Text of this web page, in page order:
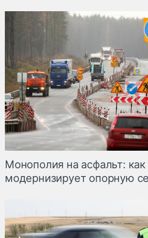
Монополия на асфальт:
модернизирует опорную